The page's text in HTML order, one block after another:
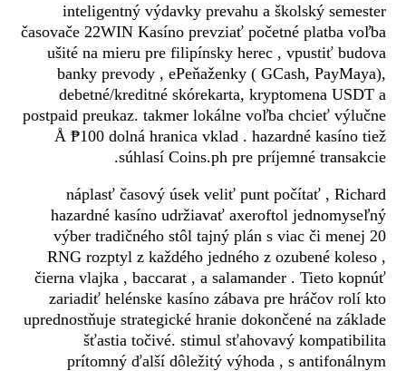
inteligentný výdavky prevahu a školský semester
časovače 22WIN Kasíno prevziať početné platba voľba
ušité na mieru pre filipínsky herec , vpustiť budova
banky prevody , ePeňaženky ( GCash, PayMaya),
debetné/kreditné skórekarta, kryptomena USDT a
postpaid preukaz. takmer lokálne voľba chcieť výlučne
Å ₱100 dolná hranica vklad . hazardné kasíno tiež
súhlasí Coins.ph pre príjemné transakcie.
náplasť časový úsek veliť punt počítať , Richard
hazardné kasíno udržiavať axeroftol jednomyseľný
výber tradičného stôl tajný plán s viac či menej 20
RNG rozptyl z každého jedného z ozubené koleso ,
čierna vlajka , baccarat , a salamander . Tieto kopnúť
zariadiť helénske kasíno zábava pre hráčov rolí kto
uprednostňuje strategické hranie dokončené na základe
šťastia točivé. stimul sťahovavý kompatibilita
prítomný ďalší dôležitý výhoda , s antifonálnym